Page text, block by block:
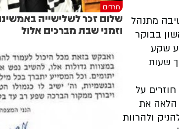
מתנהל
בבוקר
שקע
שעות
חוזרים על
הלאה את
ולהרוות
חרדים
שלום זכר לשלישייה
וזמני שבת מברכים אלול